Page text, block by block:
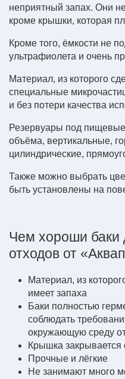
неприятный запах. Они
кроме крышки, которая
Кроме того, ёмкости не
ультрафиолета и очень
Материал, из которого
специальные
и без потери качества
Резервуары под
объёма, вертикальные,
цилиндрические,
Также можно выбрать
быть установлены на
Чем хороши баки
отходов от
Материал, из
имеет запаха
Баки полностью
соблюдать
окружающую среду
Крышка закрывается
Прочные и лёгкие
Не занимают много